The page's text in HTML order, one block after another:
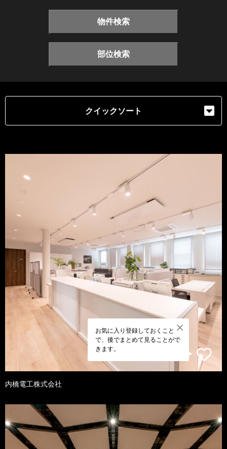
物件検索
部位検索
クイックソート
お気に入り登録しておくこと
で、後でまとめて見ることがで
きます。
内橋電工株式会社